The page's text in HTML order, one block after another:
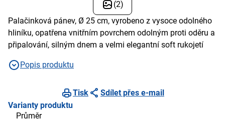
(2)
Palačinková pánev, Ø 25 cm, vyrobeno z vysoce odolného
hliníku, opatřena vnitřním povrchem odolným proti oděru a
připalování, silným dnem a velmi elegantní soft rukojetí
Popis produktu
Tisk
Sdílet přes e-mail
Varianty produktu
Průměr